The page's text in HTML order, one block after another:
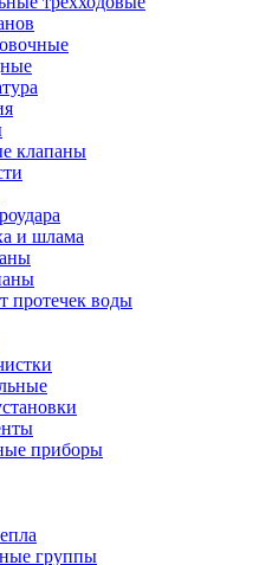
клапаны
и шлама
протечек воды
приборы
группы